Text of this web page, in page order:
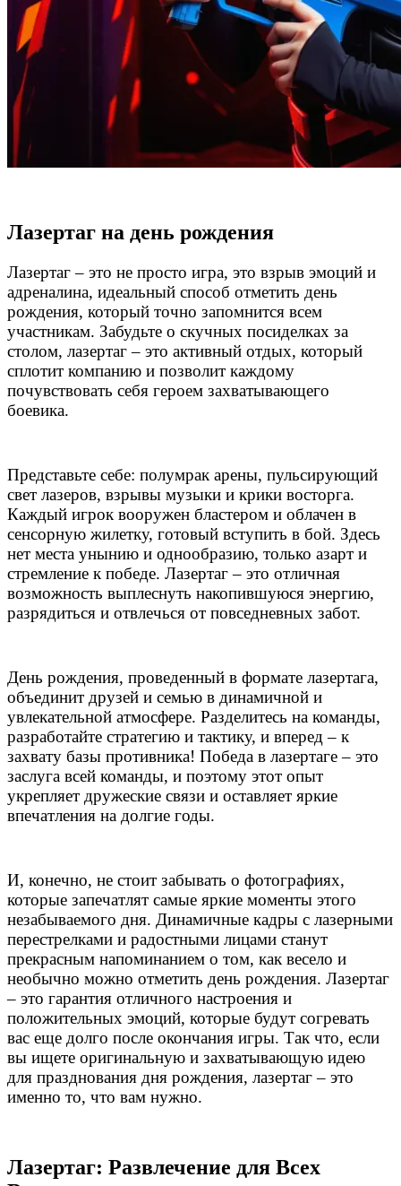
Лазертаг на день рождения
Лазертаг – это не просто игра, это взрыв эмоций и
адреналина, идеальный способ отметить день
рождения, который точно запомнится всем
участникам. Забудьте о скучных посиделках за
столом, лазертаг – это активный отдых, который
сплотит компанию и позволит каждому
почувствовать себя героем захватывающего
боевика.
Представьте себе: полумрак арены, пульсирующий
свет лазеров, взрывы музыки и крики восторга.
Каждый игрок вооружен бластером и облачен в
сенсорную жилетку, готовый вступить в бой. Здесь
нет места унынию и однообразию, только азарт и
стремление к победе. Лазертаг – это отличная
возможность выплеснуть накопившуюся энергию,
разрядиться и отвлечься от повседневных забот.
День рождения, проведенный в формате лазертага,
объединит друзей и семью в динамичной и
увлекательной атмосфере. Разделитесь на команды,
разработайте стратегию и тактику, и вперед – к
захвату базы противника! Победа в лазертаге – это
заслуга всей команды, и поэтому этот опыт
укрепляет дружеские связи и оставляет яркие
впечатления на долгие годы.
И, конечно, не стоит забывать о фотографиях,
которые запечатлят самые яркие моменты этого
незабываемого дня. Динамичные кадры с лазерными
перестрелками и радостными лицами станут
прекрасным напоминанием о том, как весело и
необычно можно отметить день рождения. Лазертаг
– это гарантия отличного настроения и
положительных эмоций, которые будут согревать
вас еще долго после окончания игры. Так что, если
вы ищете оригинальную и захватывающую идею
для празднования дня рождения, лазертаг – это
именно то, что вам нужно.
Лазертаг: Развлечение для Всех